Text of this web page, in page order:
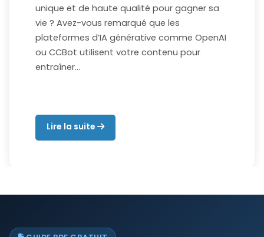
unique et de haute qualité pour gagner sa
vie ? Avez-vous remarqué que les
plateformes d’IA générative comme OpenAI
ou CCBot utilisent votre contenu pour
entraîner…
Lire la suite